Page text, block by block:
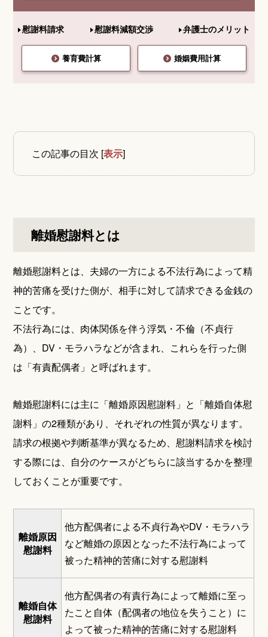
慰謝料請求 慰謝料減額交渉 弁護士のメリット
養育費計算 婚姻費用計算
この記事の目次 [表示]
離婚慰謝料とは
離婚慰謝料とは、夫婦の一方による不法行為によって精
神的苦痛を受けた側が、相手に対して請求できる金銭の
ことです。
不法行為には、肉体関係を伴う浮気・不倫（不貞行
為）、DV・モラハラなどが含まれ、これらを行った側
は「有責配偶者」と呼ばれます。
離婚慰謝料には主に「離婚原因慰謝料」と「離婚自体慰
謝料」の2種類があり、それぞれの性質が異なります。
請求の根拠や判断基準が異なるため、慰謝料請求を検討
する際には、自分のケースがどちらに該当するかを整理
しておくことが重要です。
離婚原因
慰謝料
他方配偶者による不貞行為やDV・モラハラ
など離婚の原因となった不法行為によって
被った精神的苦痛に対する慰謝料
離婚自体
慰謝料
他方配偶者の有責行為によって離婚に至っ
たこと自体（配偶者の地位を失うこと）に
よって被った精神的苦痛に対する慰謝料